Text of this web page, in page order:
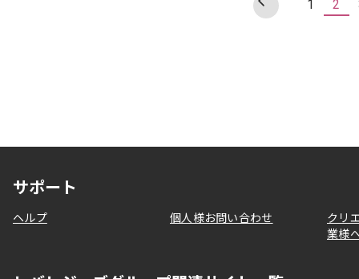
1 2
サポート
ヘルプ 個人様お問い合わせ
クリ
業様